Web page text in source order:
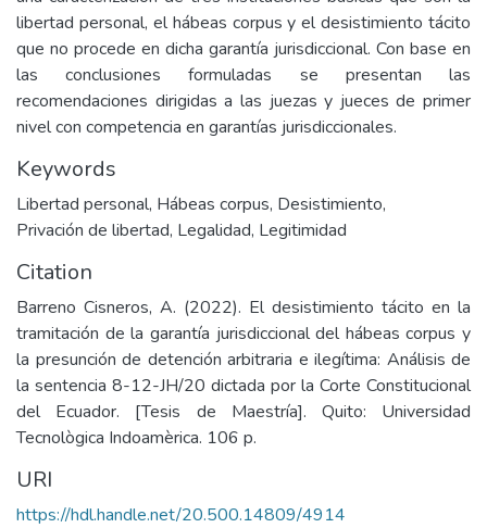
libertad personal, el hábeas corpus y el desistimiento tácito
que no procede en dicha garantía jurisdiccional. Con base en
las conclusiones formuladas se presentan las
recomendaciones dirigidas a las juezas y jueces de primer
nivel con competencia en garantías jurisdiccionales.
Keywords
Libertad personal, Hábeas corpus, Desistimiento,
Privación de libertad, Legalidad, Legitimidad
Citation
Barreno Cisneros, A. (2022). El desistimiento tácito en la
tramitación de la garantía jurisdiccional del hábeas corpus y
la presunción de detención arbitraria e ilegítima: Análisis de
la sentencia 8-12-JH/20 dictada por la Corte Constitucional
del Ecuador. [Tesis de Maestría]. Quito: Universidad
Tecnològica Indoamèrica. 106 p.
URI
https://hdl.handle.net/20.500.14809/4914